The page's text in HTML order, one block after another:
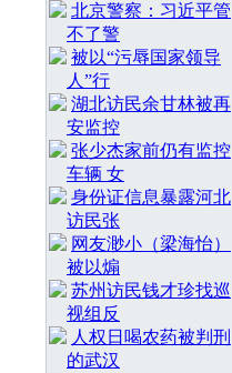
北京警察：习近平管
不了警
被以“污辱国家领导
人”行
湖北访民余甘林被再
安监控
张少杰家前仍有监控
车辆 女
身份证信息暴露河北
访民张
网友渺小（梁海怡）
被以煽
苏州访民钱才珍找巡
视组反
人权日喝农药被判刑
的武汉